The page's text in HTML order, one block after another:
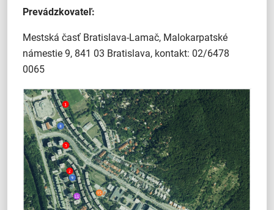
Prevádzkovateľ:
Mestská časť Bratislava-Lamač, Malokarpatské
námestie 9, 841 03 Bratislava, kontakt: 02/6478
0065